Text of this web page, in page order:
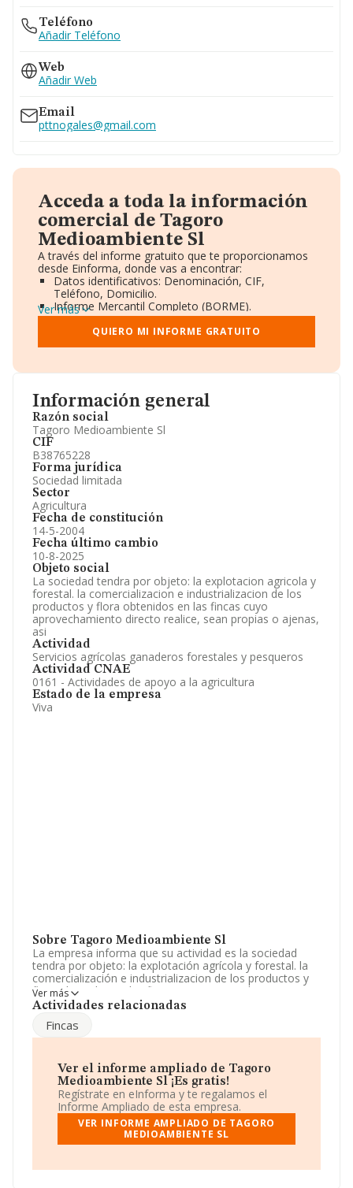
Información general
Razón social
Tagoro Medioambiente Sl
CIF
B38765228
Forma jurídica
Sociedad limitada
Sector
Agricultura
Fecha de constitución
14-5-2004
Fecha último cambio
10-8-2025
Objeto social
La sociedad tendra por objeto: la explotacion agricola y
forestal. la comercializacion e industrializacion de los
productos y flora obtenidos en las fincas cuyo
aprovechamiento directo realice, sean propias o ajenas,
asi
Actividad
Servicios agrícolas ganaderos forestales y pesqueros
Actividad CNAE
0161 - Actividades de apoyo a la agricultura
Estado de la empresa
Viva
Sobre Tagoro Medioambiente Sl
La empresa informa que su actividad es la sociedad
tendra por objeto: la explotación agrícola y forestal. la
comercialización e industrializacion de los productos y
flora obtenidos en las fincas cuyo aprovechamiento
directo realice, sean propias o ajenas, así. La empresa
CNAE corresponde a 'Actividades de apoyo a la
agricultura', cuyo Código es 0161. La empresa no tiene
Acerca de los empleados, ha contado con una
reducción del 6% y teniendo en cuenta la información
disponible en INFORMA, ha dispuesto de un número de
empleados por encima de la media de sector.
Dentro del ranking de empresas elaborado por
podemos decir de la compañía que: en 2024, la
Ver más
Actividades relacionadas
Fincas
Ver el informe ampliado de Tagoro
Medioambiente Sl ¡Es gratis!
Regístrate en eInforma y te regalamos el
Informe Ampliado de esta empresa.
VER INFORME AMPLIADO DE TAGORO
MEDIOAMBIENTE SL
Teléfono
Añadir Teléfono
Web
Añadir Web
Email
pttnogales@gmail.com
Acceda a toda la información
comercial de Tagoro
Medioambiente Sl
A través del informe gratuito que te proporcionamos
desde Einforma, donde vas a encontrar:
Datos identificativos: Denominación, CIF,
Teléfono, Domicilio.
Informe Mercantil Completo (BORME).
Gráficos de Evolución Ventas y Empleados.
Consejo de Administración y Administradores.
Directivos y Ejecutivos.
Información oficial y registral complementaria.
Ver más
QUIERO MI INFORME GRATUITO